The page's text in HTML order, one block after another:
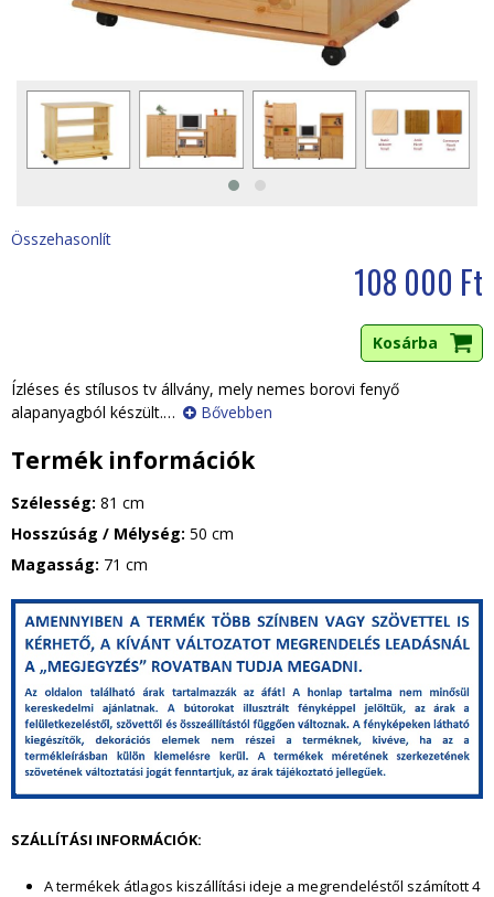
Összehasonlít
108 000 Ft
Ízléses és stílusos tv állvány, mely nemes borovi fenyő
alapanyagból készült.… Bővebben
Termék információk
Szélesség: 81 cm
Hosszúság / Mélység: 50 cm
Magasság: 71 cm
g
k
e
l
SZÁLLÍTÁSI INFORMÁCIÓK:
A termékek átlagos kiszállítási ideje a megrendeléstől számított 4